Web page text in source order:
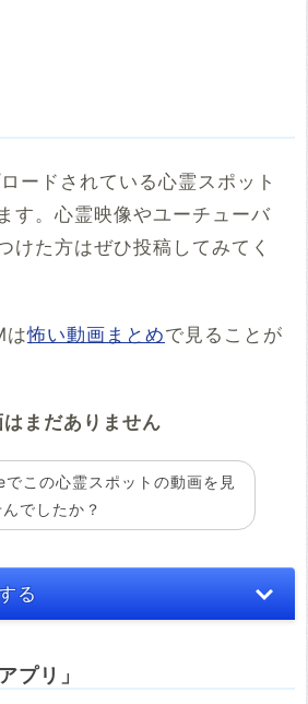
ードされている心霊スポット
す。心霊映像やユーチューバ
けた方はぜひ投稿してみてく
は怖い動画まとめで見ることが
まだありません
この心霊スポットの動画を見
でしたか？
る
プリ」